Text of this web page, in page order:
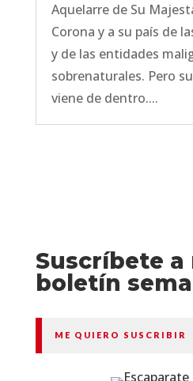
Aquelarre de Su
Corona y a su país de
y de las entidades
sobrenaturales. Pero
viene de dentro....
Suscríbete
boletín
ME QUIERO SUSCRIBIR